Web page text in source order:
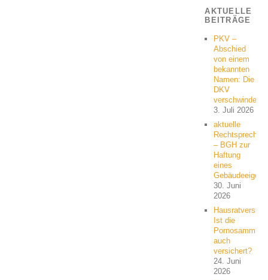
AKTUELLE
BEITRÄGE
PKV –
Abschied
von einem
bekannten
Namen: Die
DKV
verschwindet
3. Juli 2026
aktuelle
– BGH zur
Haftung
eines
30. Juni
2026
Ist die
auch
versichert?
24. Juni
2026